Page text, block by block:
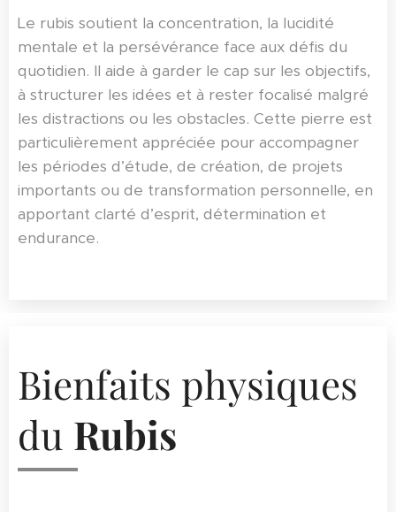
Le rubis soutient la concentration, la lucidité
mentale et la persévérance face aux défis du
quotidien. Il aide à garder le cap sur les objectifs,
à structurer les idées et à rester focalisé malgré
les distractions ou les obstacles. Cette pierre est
particulièrement appréciée pour accompagner
les périodes d’étude, de création, de projets
importants ou de transformation personnelle, en
apportant clarté d’esprit, détermination et
endurance.
Bienfaits physiques
du Rubis